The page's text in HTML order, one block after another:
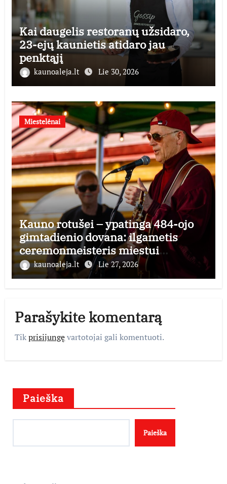
Kai daugelis restoranų užsidaro,
23-ejų kaunietis atidaro jau
penktąjį
kaunoaleja.lt Lie 30, 2026
Miestelėnai
Kauno rotušei – ypatinga 484-ojo
gimtadienio dovana: ilgametis
ceremonmeisteris miestui
perduoda dešimtmečius kauptą
istorijos kolekciją
kaunoaleja.lt Lie 27, 2026
Parašykite komentarą
Tikprisijungęvartotojai gali komentuoti.
Paieška
Paieška